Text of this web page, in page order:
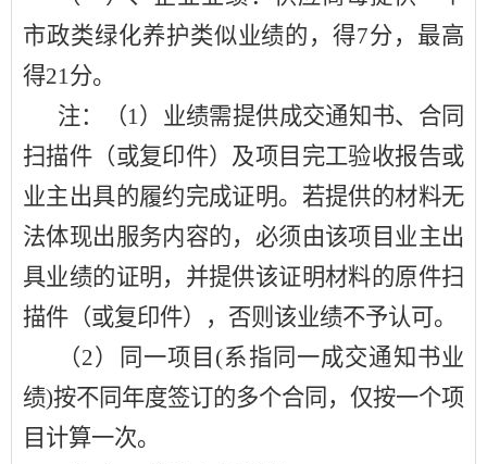
市政类绿化养护类似业绩的，得7分，最高
得21分。
注：（1）业绩需提供成交通知书、合同
扫描件（或复印件）及项目完工验收报告或
业主出具的履约完成证明。若提供的材料无
法体现出服务内容的，必须由该项目业主出
具业绩的证明，并提供该证明材料的原件扫
描件（或复印件），否则该业绩不予认可。
（2）同一项目(系指同一成交通知书业
绩)按不同年度签订的多个合同，仅按一个项
目计算一次。